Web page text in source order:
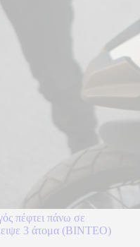
πέφτει πάνω σε
3 άτομα (ΒΙΝΤΕΟ)